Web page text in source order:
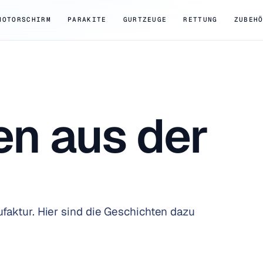
PARAKITE GURTZEUGE RETTUNG
aus der
Hier sind die Geschichten dazu